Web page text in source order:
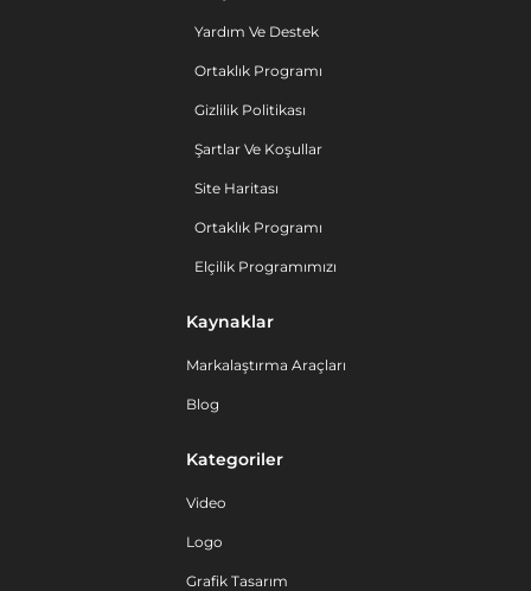
Yardım Ve Destek
Ortaklık Programı
Gizlilik Politikası
Şartlar Ve Koşullar
Site Haritası
Ortaklık Programı
Elçilik Programımızı
Kaynaklar
Markalaştırma Araçları
Blog
Kategoriler
Video
Logo
Grafik Tasarım